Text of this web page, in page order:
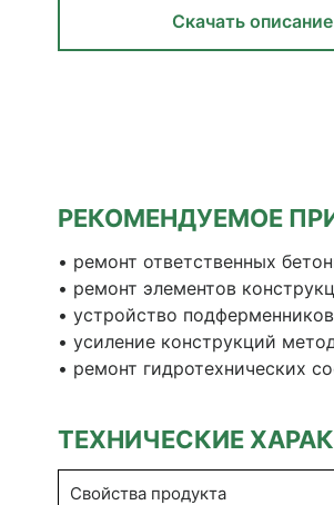
Скачать описание
РЕКОМЕНДУЕМОЕ
• ремонт ответственных
• ремонт элементов
• устройство
• усиление конструкций
• ремонт гидротехнических
ТЕХНИЧЕСКИЕ
Свойства продукта